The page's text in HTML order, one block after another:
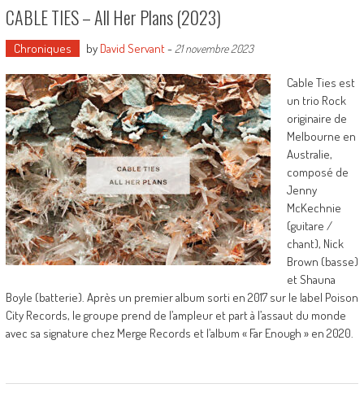
CABLE TIES – All Her Plans (2023)
Chroniques by David Servant- 21 novembre 2023
Cable Ties est
un trio Rock
originaire de
Melbourne en
Australie,
composé de
Jenny
McKechnie
(guitare /
chant), Nick
Brown (basse)
et Shauna
Boyle (batterie). Après un premier album sorti en 2017 sur le label Poison
City Records, le groupe prend de l’ampleur et part à l’assaut du monde
avec sa signature chez Merge Records et l’album « Far Enough » en 2020.